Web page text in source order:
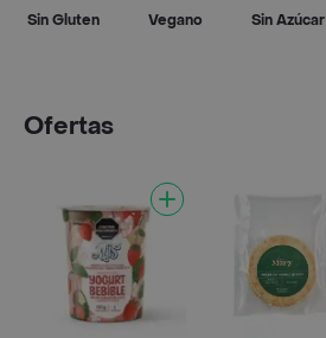
Sin Gluten Vegano Sin Azúcar
Ofertas